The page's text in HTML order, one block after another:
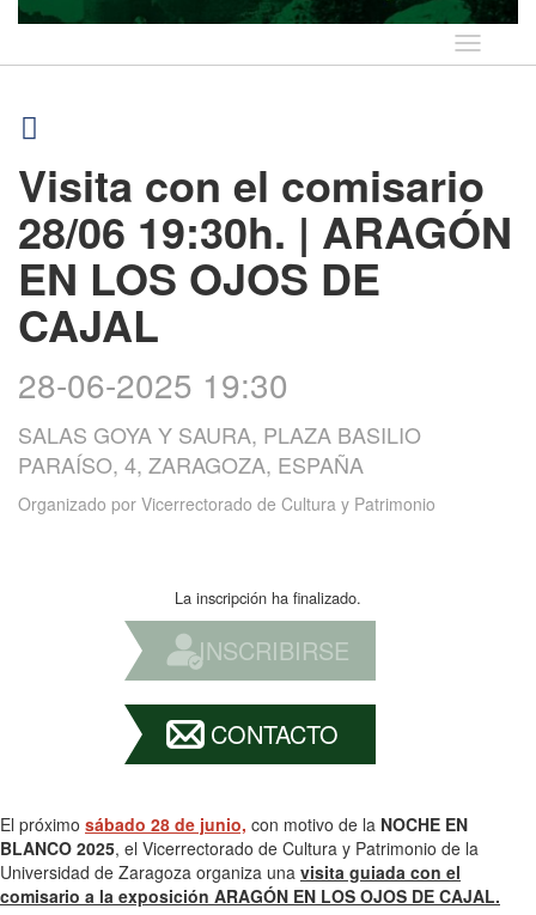
Idioma
Visita con el comisario
28/06 19:30h. | ARAGÓN
EN LOS OJOS DE
CAJAL
28-06-2025 19:30
SALAS GOYA Y SAURA, PLAZA BASILIO
PARAÍSO, 4, ZARAGOZA, ESPAÑA
Organizado por Vicerrectorado de Cultura y Patrimonio
La inscripción ha finalizado.
INSCRIBIRSE
CONTACTO
El próximo sábado 28 de junio, con motivo de la NOCHE EN
BLANCO 2025, el Vicerrectorado de Cultura y Patrimonio de la
Universidad de Zaragoza organiza una visita guiada con el
comisario a la exposición ARAGÓN EN LOS OJOS DE CAJAL.